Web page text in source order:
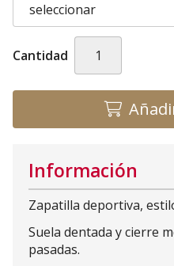
Cantidad
Información
Zapatilla deportiva,
Suela dentada y cierre
pasadas.